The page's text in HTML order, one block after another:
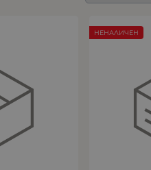
НЕНАЛИЧЕН